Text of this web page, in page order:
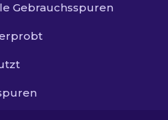
Gebrauchsspuren